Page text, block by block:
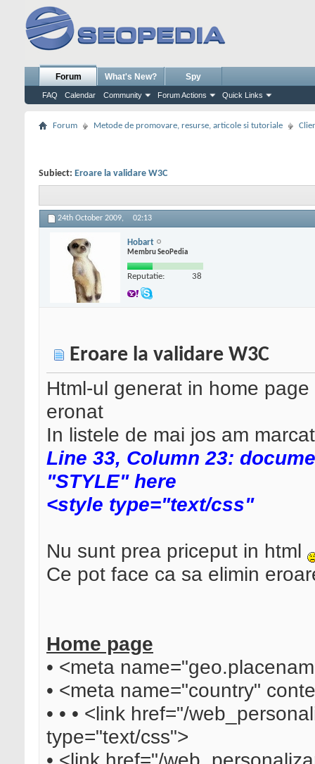
Forum
FAQ Calendar Community Forum Actions Quick Links
What's New? Spy
Forum Metode de promovare, resurse, articole si tutoriale
Subiect: Eroare la validare W3C
24th October 2009, 02:13
Hobart
Membru SeoPedia
Reputatie: 38
Eroare la validare W3C
Html-ul generat in home
eronat
In listele de mai jos am
Line 33, Column 23:
"STYLE" here
<style type="text/css"
Nu sunt prea priceput in html
Ce pot face ca sa elimin
Home page
• <meta
• <meta name="country"
• • • <link href="/
type="text/css">